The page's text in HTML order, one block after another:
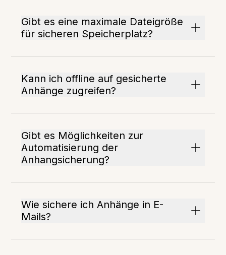
Gibt es eine maximale Dateigröße
für sicheren Speicherplatz?
Kann ich offline auf gesicherte
Anhänge zugreifen?
Gibt es Möglichkeiten zur
Automatisierung der
Anhangsicherung?
Wie sichere ich Anhänge in E-
Mails?